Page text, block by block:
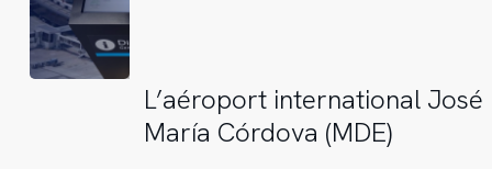
L’aéroport
international
José
L’aéroport international José
María Córdova (MDE)